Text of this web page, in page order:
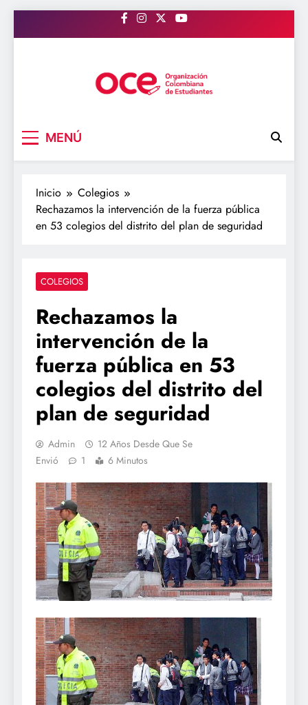
al
MENÚ
Inicio
Colegios
Rechazamos la intervención de la fuerza pública
en 53 colegios del distrito del plan de seguridad
COLEGIOS
Rechazamos la
intervención de la
fuerza pública en 53
colegios del distrito del
plan de seguridad
Admin
12 Años Desde Que Se
Envió
1 6 Minutos